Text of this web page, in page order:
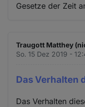
Gesetze der Zeit
Traugott Matthey
So. 15 Dez 2019 -
Das Verhalten
Das Verhalten